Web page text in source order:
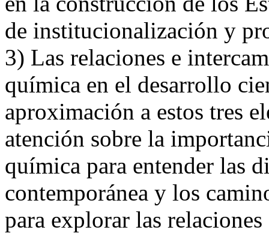
de institucionalización y
3) Las relaciones e
química en el desarrollo
aproximación a estos tres
atención sobre la
química para entender las
contemporánea y los
para explorar las